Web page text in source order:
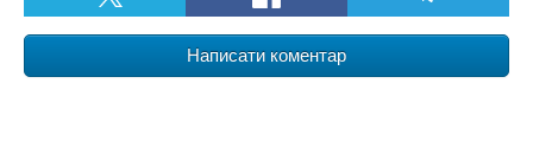
Написати коментар